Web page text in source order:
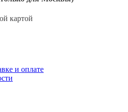
картой
и оплате